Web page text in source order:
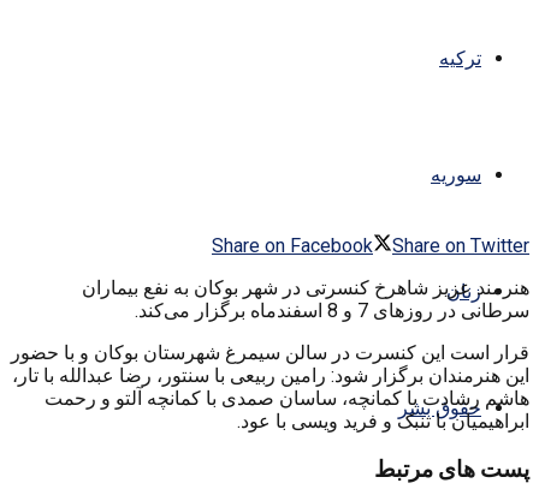
ترکیه
سوریه
زنان
حقوق بشر
Share on Facebook
Share on Twitter
هنرمند عزیز شاهرخ کنسرتی در شهر بوکان به نفع بیماران
سرطانی در روزهای 7 و 8 اسفندماه برگزار می‌کند.
قرار است این کنسرت در سالن سیمرغ شهرستان بوکان و با حضور
این هنرمندان برگزار شود: رامین ربیعی با سنتور، رضا عبدالله با تار،
هاشم رشادت با کمانچه، ساسان صمدی با کمانچه آلتو و رحمت
ابراهیمیان با تنبک و فرید ویسی با عود.
پست های مرتبط